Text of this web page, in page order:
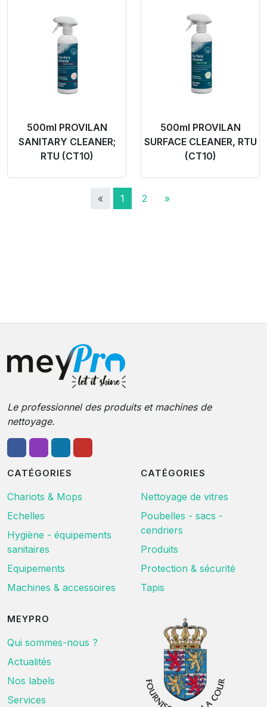
500ml PROVILAN
SANITARY CLEANER;
RTU (CT10)
Product Link
500ml PROVILAN
SURFACE CLEANER, RTU
(CT10)
« 1 2 »
Le professionnel des produits et machines de
nettoyage.
CATÉGORIES
Chariots & Mops
Echelles
Hygiène - équipements
sanitaires
Equipements
Machines & accessoires
CATÉGORIES
Nettoyage de vitres
Poubelles - sacs -
cendriers
Produits
Protection & sécurité
Tapis
MEYPRO
Qui sommes-nous ?
Actualités
Nos labels
Services